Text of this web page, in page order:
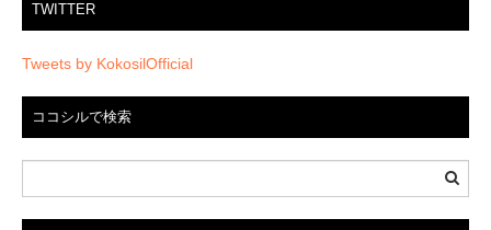
TWITTER
Tweets by KokosilOfficial
ココシルで検索